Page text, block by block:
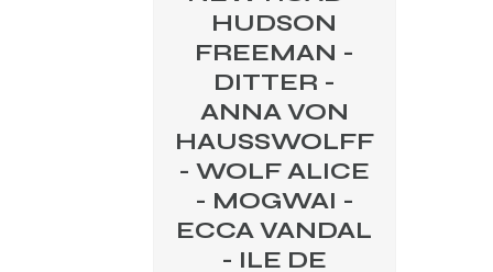
HUDSON
FREEMAN -
DITTER -
ANNA VON
HAUSSWOLFF
- WOLF ALICE
- MOGWAI -
ECCA VANDAL
- ILE DE